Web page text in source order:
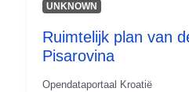
UNKNOWN
Ruimtelijk plan van
Pisarovina
Opendataportaal Kroatië